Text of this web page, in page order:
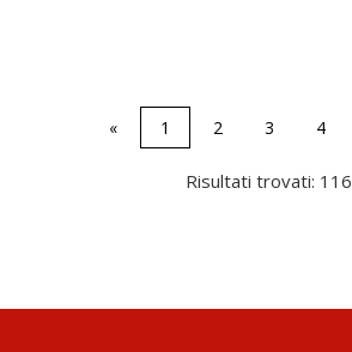
« 1 2 3 4
Risultati trovati: 116